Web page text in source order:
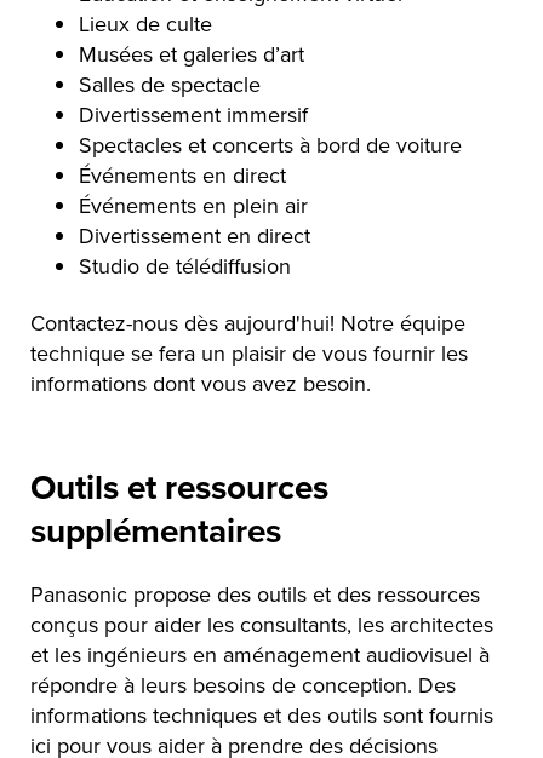
Lieux de culte
Musées et galeries d’art
Salles de spectacle
Divertissement immersif
Spectacles et concerts à bord de voiture
Événements en direct
Événements en plein air
Divertissement en direct
Studio de télédiffusion
Contactez-nous dès aujourd'hui! Notre équipe
technique se fera un plaisir de vous fournir les
informations dont vous avez besoin.
Outils et ressources
supplémentaires
Panasonic propose des outils et des ressources
conçus pour aider les consultants, les architectes
et les ingénieurs en aménagement audiovisuel à
répondre à leurs besoins de conception. Des
informations techniques et des outils sont fournis
ici pour vous aider à prendre des décisions